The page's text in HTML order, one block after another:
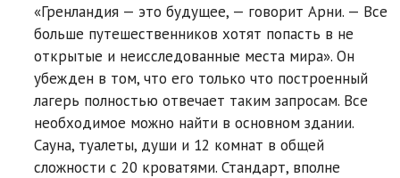
«Гренландия — это будущее, — говорит Арни. — Все
больше путешественников хотят попасть в не
открытые и неисследованные места мира». Он
убежден в том, что его только что построенный
лагерь полностью отвечает таким запросам. Все
необходимое можно найти в основном здании.
Сауна, туалеты, души и 12 комнат в общей
сложности с 20 кроватями. Стандарт, вполне